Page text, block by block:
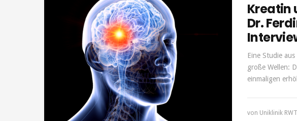
Kreatin
Dr.
Eine Studie
große Wellen:
einmaligen
von Uniklinik